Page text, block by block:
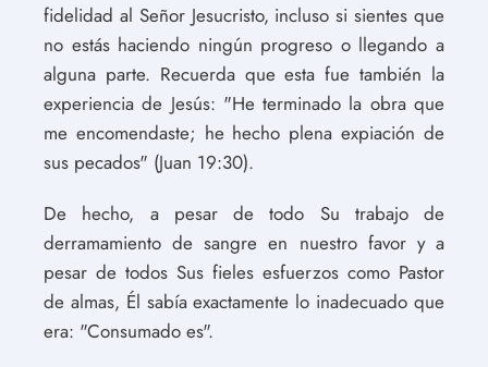
fidelidad al Señor Jesucristo, incluso si sientes que
no estás haciendo ningún progreso o llegando a
alguna parte. Recuerda que esta fue también la
experiencia de Jesús: "He terminado la obra que
me encomendaste; he hecho plena expiación de
sus pecados" (Juan 19:30).
De hecho, a pesar de todo Su trabajo de
derramamiento de sangre en nuestro favor y a
pesar de todos Sus fieles esfuerzos como Pastor
de almas, Él sabía exactamente lo inadecuado que
era: "Consumado es".